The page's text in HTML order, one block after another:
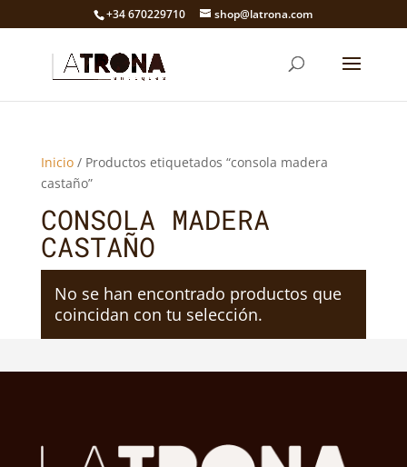
+34 670229710 shop@latrona.com
Inicio/ Productos etiquetados “consola madera
castaño”
CONSOLA MADERA
CASTAÑO
No se han encontrado productos que
coincidan con tu selección.